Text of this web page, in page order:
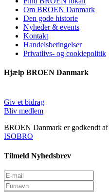
Om BROEN Danmark
Den gode historie
Nyheder & events
Kontakt
Handelsbetingelser
Privatlivs- og cookiepolitik
Hjælp BROEN Danmark
Giv et bidrag
Bliv medlem
BROEN Danmark er godkendt af
ISOBRO
Tilmeld Nyhedsbrev